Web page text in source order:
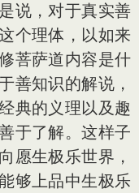
说，对于真实善
个理体，以如来
菩萨道内容是什
善知识的解说，
典的义理以及趣
于了解。这样子
愿生极乐世界，
够上品中生极乐